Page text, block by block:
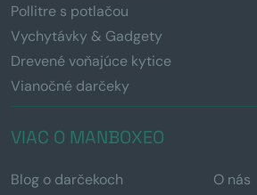
Pollitre s potlačou
Vychytávky & Gadgety
Drevené voňajúce kytice
Vianočné darčeky
VIAC O MANBOXEO
Blog o darčekoch O nás